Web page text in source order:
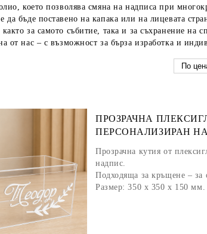
, което позволява смяна на надписа при
да бъде поставенона капака или на лицевата
за самото събитие, така и засъхранение на
от нас – с възможност за бърза изработка и
ПРОЗРАЧНА
ПЕРСОНАЛИЗИРАН
Прозрачна кутия от
надпис.
Подходяща за кръщене – за
Размер: 350 х 350 х 150 мм.